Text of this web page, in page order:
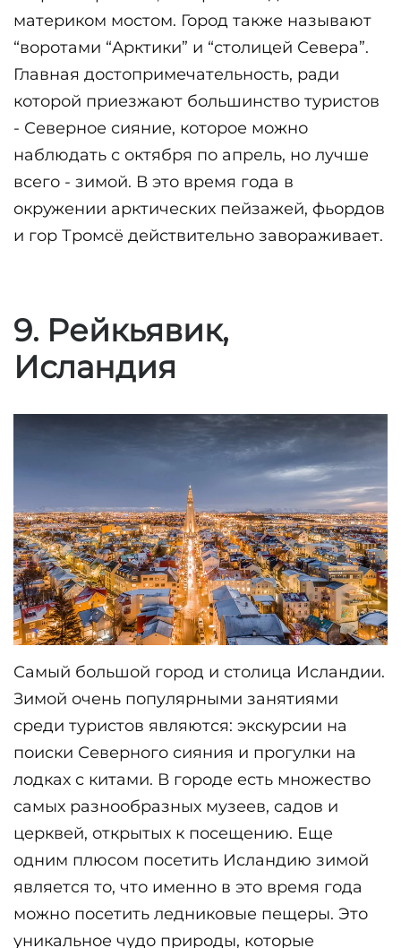
материком мостом. Город также называют
“воротами “Арктики” и “столицей Севера”.
Главная достопримечательность, ради
которой приезжают большинство туристов
- Северное сияние, которое можно
наблюдать с октября по апрель, но лучше
всего - зимой. В это время года в
окружении арктических пейзажей, фьордов
и гор Тромсё действительно завораживает.
9. Рейкьявик,
Исландия
Самый большой город и столица Исландии.
Зимой очень популярными занятиями
среди туристов являются: экскурсии на
поиски Северного сияния и прогулки на
лодках с китами. В городе есть множество
самых разнообразных музеев, садов и
церквей, открытых к посещению. Еще
одним плюсом посетить Исландию зимой
является то, что именно в это время года
можно посетить ледниковые пещеры. Это
уникальное чудо природы, которые